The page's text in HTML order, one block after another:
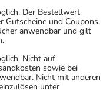
Der Bestellwert
Gutscheine und Coupons.
anwendbar und gilt
Nicht auf
sowie bei
Nicht mit anderen
unter